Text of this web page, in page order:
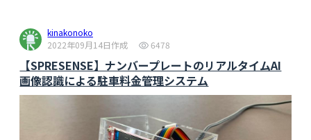
kinakonoko
2022年09月14日作成
6478
【SPRESENSE】ナンバープレートのリアルタイムAI
画像認識による駐車料金管理システム